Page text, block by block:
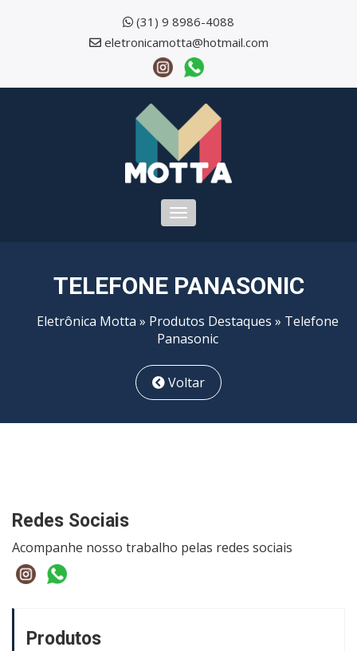
(31) 9 8986-4088
eletronicamotta@hotmail.com
Toggle
TELEFONE PANASONIC
Eletrônica Motta » Produtos Destaques » Telefone
Panasonic
Voltar
Redes Sociais
Acompanhe nosso trabalho pelas redes sociais
Produtos